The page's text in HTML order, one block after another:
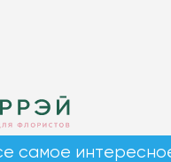
самое